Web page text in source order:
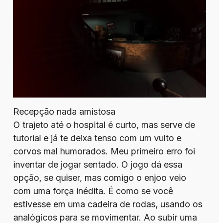
Recepção nada amistosa
O trajeto até o hospital é curto, mas serve de
tutorial e já te deixa tenso com um vulto e
corvos mal humorados. Meu primeiro erro foi
inventar de jogar sentado. O jogo dá essa
opção, se quiser, mas comigo o enjoo veio
com uma força inédita. É como se você
estivesse em uma cadeira de rodas, usando os
analógicos para se movimentar. Ao subir uma